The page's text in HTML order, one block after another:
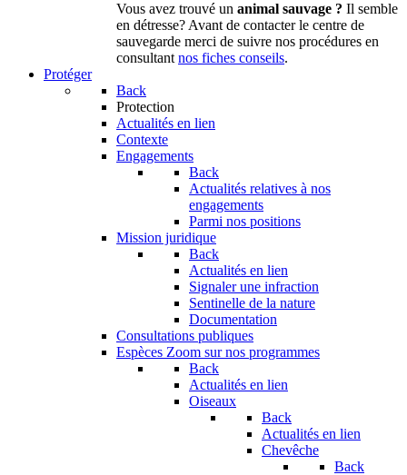
Vous avez trouvé un animal sauvage ? Il semble
en détresse? Avant de contacter le centre de
sauvegarde merci de suivre nos procédures en
consultantnos fiches conseils.
Protéger
Back
Protection
Actualités en lien
Contexte
Engagements
Back
Actualités relatives à nos
engagements
Parmi nos positions
Mission juridique
Back
Actualités en lien
Signaler une infraction
Sentinelle de la nature
Documentation
Consultations publiques
Espèces Zoom sur nos programmes
Back
Actualités en lien
Oiseaux
Back
Actualités en lien
Chevêche
Back